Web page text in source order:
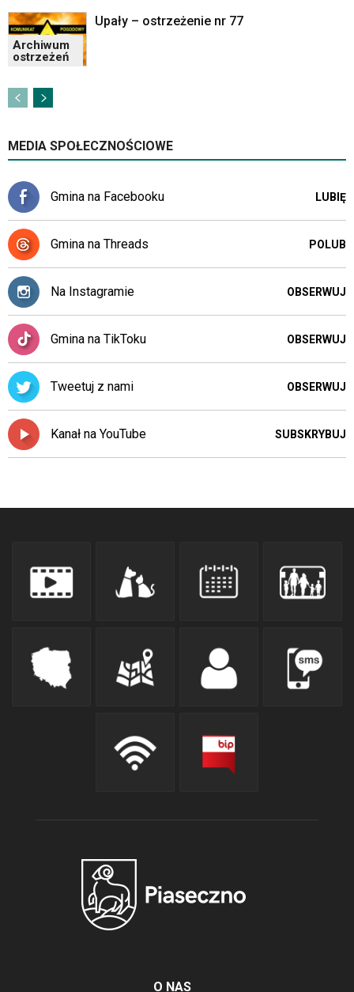
mogą
być
wyposażone
skróty
dla
danej
platformy.
Archiwum
ostrzeżeń
Upały – ostrzeżenie nr 77
MEDIA SPOŁECZNOŚCIOWE
Gmina na Facebooku LUBIĘ
Gmina na Threads POLUB
Na Instagramie OBSERWUJ
Gmina na TikToku OBSERWUJ
Tweetuj z nami OBSERWUJ
Kanał na YouTube SUBSKRYBUJ
O NAS